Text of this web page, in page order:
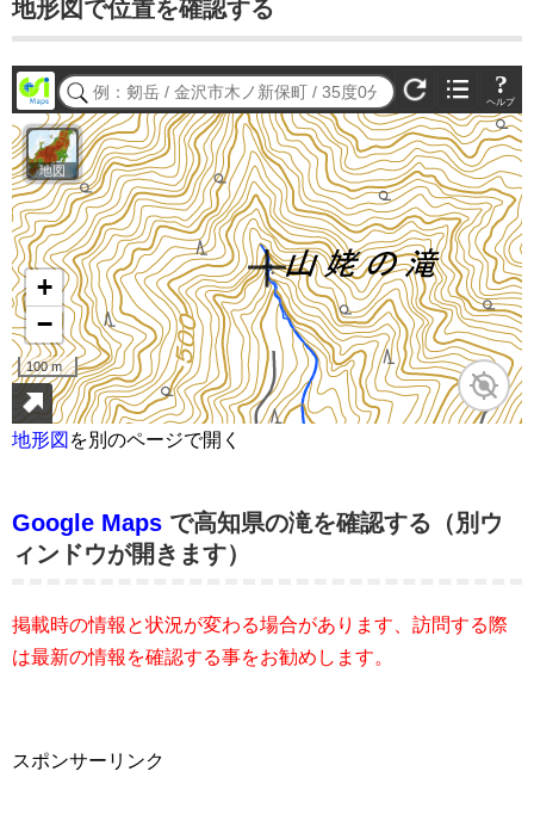
地形図で位置を確認する
地形図 を別のページで開く
Google Maps で高知県の滝を確認する（別ウ
ィンドウが開きます）
掲載時の情報と状況が変わる場合があります、訪問する際
は最新の情報を確認する事をお勧めします。
スポンサーリンク